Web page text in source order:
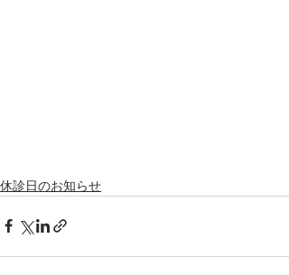
休診日のお知らせ